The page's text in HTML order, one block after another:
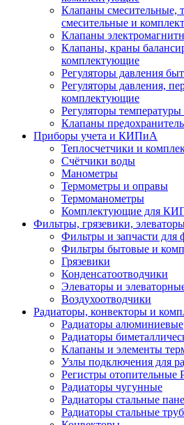
Клапаны смесительные,
смесительные и
Клапаны
Клапаны, краны
комплектующие
Регуляторы давления
Регуляторы давления,
комплектующие
Регуляторы
Клапаны
Приборы учета и КИПиА
Теплосчетчики и
Счётчики воды
Манометры
Термометры и оправы
Термоманометры
Комплектующие для
Фильтры, грязевики,
Фильтры и запчасти для
Фильтры бытовые и
Грязевики
Конденсатоотводчики
Элеваторы и
Воздухоотводчики
Радиаторы, конвекторы и
Радиаторы алюминиевые
Радиаторы
Клапаны и элементы
Узлы подключения для
Регистры отопительные
Радиаторы чугунные
Радиаторы стальные
Радиаторы стальные